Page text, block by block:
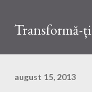
Transformă-
august 15, 2013